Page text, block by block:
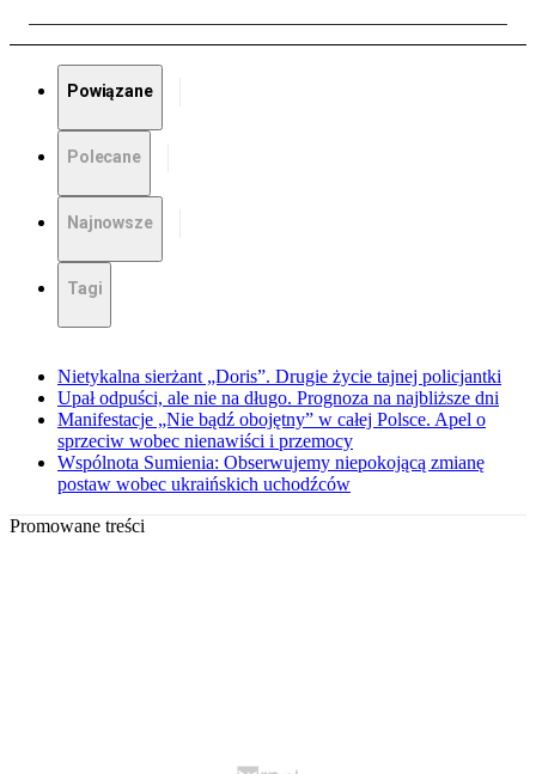
Powiązane
Polecane
Najnowsze
Tagi
Nietykalna sierżant „Doris”. Drugie życie tajnej policjantki
Upał odpuści, ale nie na długo. Prognoza na najbliższe dni
Manifestacje „Nie bądź obojętny” w całej Polsce. Apel o
sprzeciw wobec nienawiści i przemocy
Wspólnota Sumienia: Obserwujemy niepokojącą zmianę
postaw wobec ukraińskich uchodźców
Promowane treści